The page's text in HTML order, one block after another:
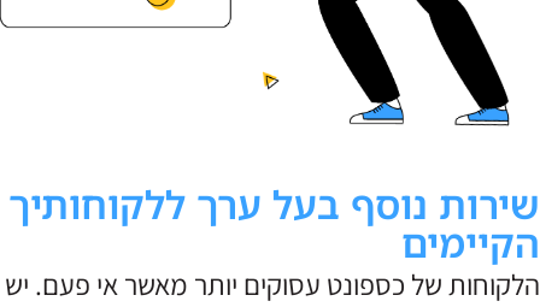
שירות נוסף בעל ערך ללקוחותיך
הקיימים
הלקוחות של כספונט עסוקים יותר מאשר אי פעם. יש